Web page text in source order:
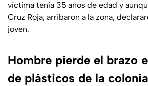
víctima tenía 35 años de edad y
Cruz Roja, arribaron a la zona,
joven.
Hombre pierde el brazo
de plásticos de la colonia